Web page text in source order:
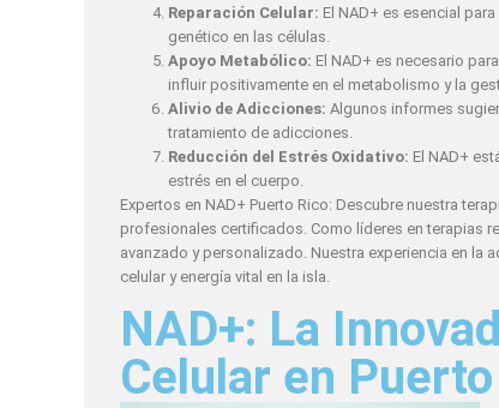
Reparación Celular: El NAD+ es esencial
genético en las células.
Apoyo Metabólico: El NAD+ es necesario
influir positivamente en el metabolismo y la
Alivio de Adicciones: Algunos informes
tratamiento de adicciones.
Reducción del Estrés Oxidativo: El NAD+
estrés en el cuerpo.
Expertos en NAD+ Puerto Rico: Descubre nuestra
profesionales certificados. Como líderes en terapias
avanzado y personalizado. Nuestra experiencia en la
celular y energía vital en la isla.
NAD+: La
Celular en